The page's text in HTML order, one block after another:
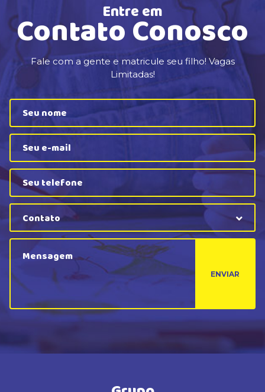
Entre em
Contato Conosco
Fale com a gente e matricule seu filho! Vagas
Limitadas!
Contato
ENVIAR